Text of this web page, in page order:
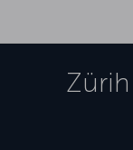
Zürih